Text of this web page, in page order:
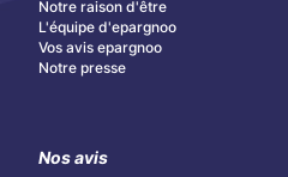
Notre raison d'être
L'équipe d'epargnoo
Vos avis epargnoo
Notre presse
Nos avis